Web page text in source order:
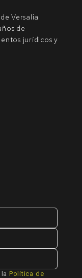
Versalia
de
jurídicos y
Política de